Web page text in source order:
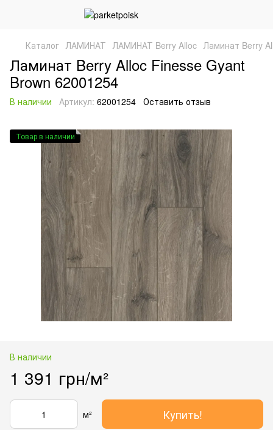
Каталог ЛАМИНАТ ЛАМИНАТ Berry Alloc Ламинат Berry
Ламинат Berry Alloc Finesse Gyant
Brown 62001254
В наличии Артикул: 62001254 Оставить отзыв
Товар в наличии
В наличии
1 391 грн/м²
м² Купить!